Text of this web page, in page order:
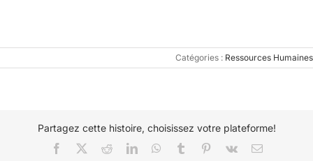
Catégories : Ressources Humaines
Partagez cette histoire, choisissez votre plateforme!
Facebook RedditLinkedInWhatsApp
Tumblr Pinterest
Vk Email